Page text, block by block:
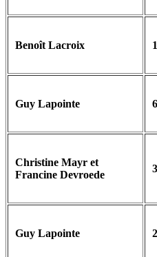
Benoît Lacroix
Guy Lapointe
Christine Mayr et
Francine Devroede
Guy Lapointe